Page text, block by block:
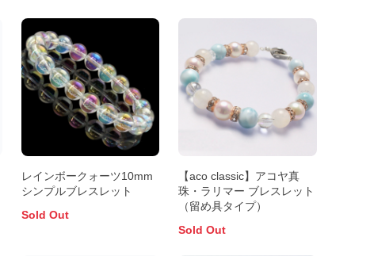
レインボークォーツ10mm
シンプルブレスレット
Sold Out
【aco classic】アコヤ真
珠・ラリマー ブレスレット
（留め具タイプ）
Sold Out